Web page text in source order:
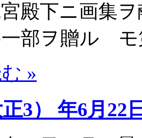
殿下ニ画集ヲ
一部ヲ贈ル
»
3） 年6月22